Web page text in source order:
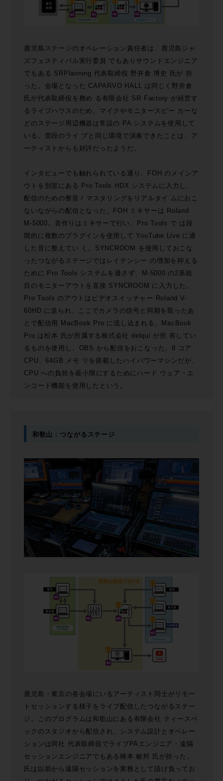
鹿児島ステージのオペレーション責任者は、鹿児島ジャ
ズフェスティバル実行委員 でもありサウンドエンジニア
でもある SRPlanning 代表取締役 野井倉 博史 氏が 担
った。会場となった CAPARVO HALL は同じく野井倉
氏が代表取締役を務め る有限会社 SR Factory が経営す
るライブハウスのため、マイクやモニタースピー カーな
どのステージ周辺機器は常設の PA システムを使用して
いる。普段のライ ブと同じ環境で演奏できたことは、ア
ーティストからも好評だったようだ。
インタビューでも触れられている通り、FOH のメインア
ウトを別室にある Pro Tools HDX システムに入力し、
配信のための整音 / マスタリングをリアルタイ ムにおこ
ないながらの配信となった。FOH ミキサーは Roland
M-5000。音作りはミキサーで行い、Pro Tools で は段
階的に複数のプラグインを使用して YouTube Live に適
した音に整えてい く。SYNCROOM を使用しておこな
ったつながるステージではレイテンシー の増加を抑える
ために Pro Tools システムを通さず、M-5000 の2系統
目のモニターアウトを直接 SYNCROOM に入力した。
Pro Tools のアウトはビデオスイッチャー Roland V-
60HD に送られ、ここでカメラの信号と同期を取ったあ
とで配信用 MacBook Pro に流し込まれる。MacBook
Pro は松本 氏が所属する株式会社 delqui が所 有してい
るものを使用し、OBS から配信をおこなった。8 コア
CPU、64GB メモ リを搭載したハイパワーマシンだが、
CPU への負担を最小限にするためにハード ウェア・エ
ンコード機能を使用したという。
和歌山：つながるステージ
鹿児島・東京の各会場にいるアーティスト同士がリモー
トセッションする様子をライブ配信したつながるステー
ジ。このプログラムは和歌山にある有限会社 ティースペ
ックのスタジオから配信され、システム設計とオペレー
ションは同社 代表取締役でライブPAエンジニア・遠隔
セッションエンジニアでもある橋本 敏邦 氏が担った。
氏は以前から遠隔セッションを業務として請け負ってお